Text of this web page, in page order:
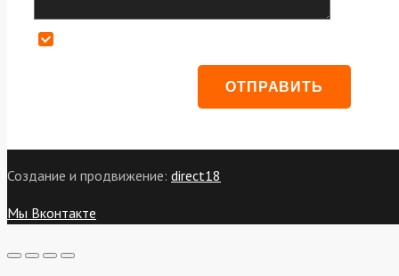
Создание и продвижение: direct18
Мы Вконтакте